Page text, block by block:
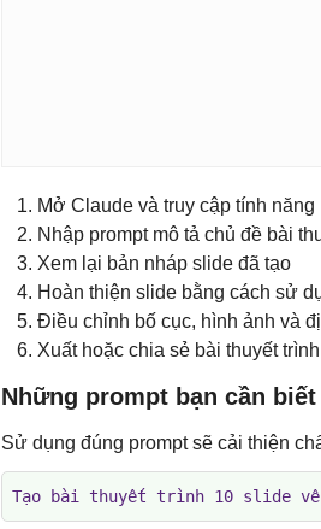
Mở Claude và truy cập tính năng
Nhập prompt mô tả chủ đề bài
Xem lại bản nháp slide đã tạo
Hoàn thiện slide bằng cách sử
Điều chỉnh bố cục, hình ảnh và
Xuất hoặc chia sẻ bài thuyết
Những prompt bạn cần biết
Sử dụng đúng prompt sẽ cải thiện
Tạo bài thuyết trình 10 slide